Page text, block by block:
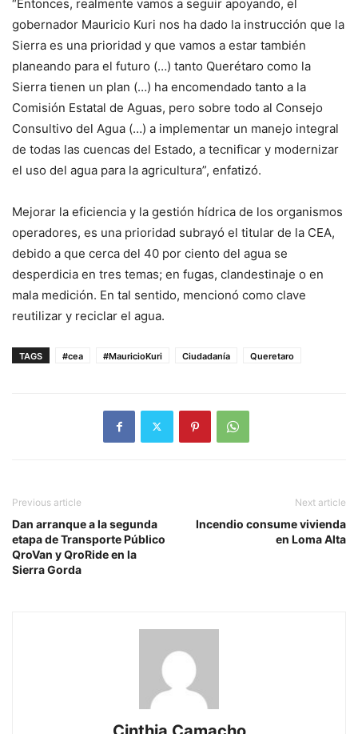
“Entonces, realmente vamos a seguir apoyando, el
gobernador Mauricio Kuri nos ha dado la instrucción que la
Sierra es una prioridad y que vamos a estar también
planeando para el futuro (…) tanto Querétaro como la
Sierra tienen un plan (…) ha encomendado tanto a la
Comisión Estatal de Aguas, pero sobre todo al Consejo
Consultivo del Agua (…) a implementar un manejo integral
de todas las cuencas del Estado, a tecnificar y modernizar
el uso del agua para la agricultura”, enfatizó.
Mejorar la eficiencia y la gestión hídrica de los organismos
operadores, es una prioridad subrayó el titular de la CEA,
debido a que cerca del 40 por ciento del agua se
desperdicia en tres temas; en fugas, clandestinaje o en
mala medición. En tal sentido, mencionó como clave
reutilizar y reciclar el agua.
TAGS #cea #MauricioKuri Ciudadanía Queretaro
Previous article
Dan arranque a la segunda
etapa de Transporte Público
QroVan y QroRide en la
Sierra Gorda
Next article
Incendio consume vivienda
en Loma Alta